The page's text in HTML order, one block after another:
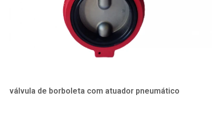
válvula de borboleta com atuador pneumático